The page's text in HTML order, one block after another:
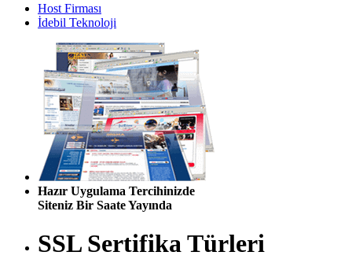
Host Firması
İdebil Teknoloji
Hazır Uygulama Tercihinizde
Siteniz Bir Saate Yayında
SSL Sertifika Türleri